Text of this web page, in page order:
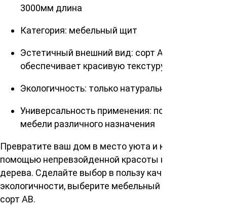
3000мм длина
Категория: мебельный щит
Эстетичный внешний вид: сорт АВ
обеспечивает красивую текстуру дерева
Экологичность: только натуральная древесина
Универсальность применения: подходит для
мебели различного назначения
Превратите ваш дом в место уюта и комфорта с
помощью непревзойденной красоты натурального
дерева. Сделайте выбор в пользу качества и
экологичности, выберите мебельный щит сосна/ель
сорт АВ.